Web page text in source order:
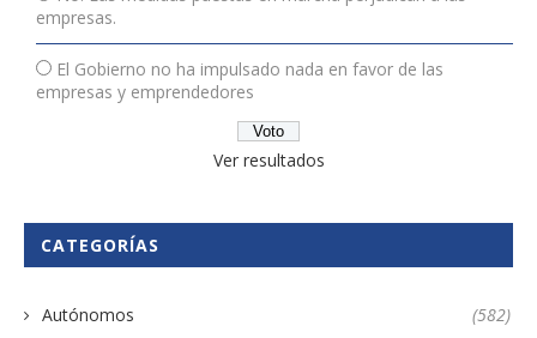
empresas.
El Gobierno no ha impulsado nada en favor de las
empresas y emprendedores
Ver resultados
CATEGORÍAS
Autónomos (582)